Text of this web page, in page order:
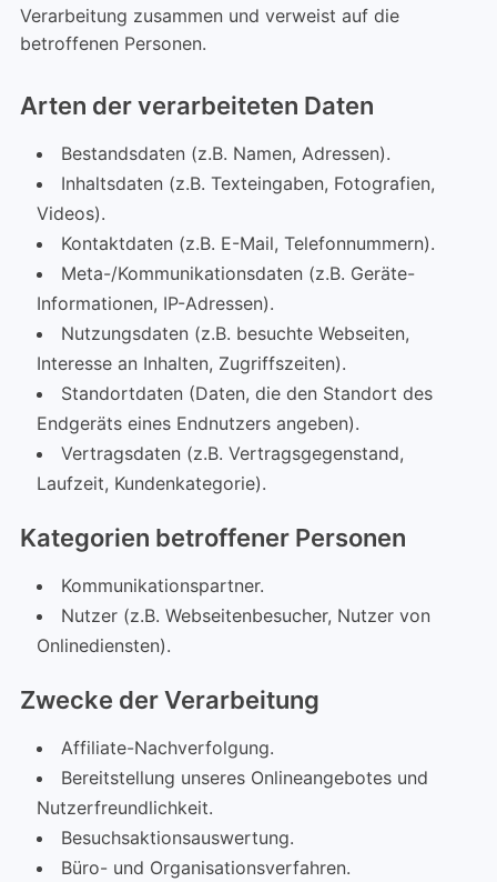
Verarbeitung zusammen und verweist auf die
betroffenen Personen.
Arten der verarbeiteten Daten
Bestandsdaten (z.B. Namen, Adressen).
Inhaltsdaten (z.B. Texteingaben, Fotografien,
Videos).
Kontaktdaten (z.B. E-Mail, Telefonnummern).
Meta-/Kommunikationsdaten (z.B. Geräte-
Informationen, IP-Adressen).
Nutzungsdaten (z.B. besuchte Webseiten,
Interesse an Inhalten, Zugriffszeiten).
Standortdaten (Daten, die den Standort des
Endgeräts eines Endnutzers angeben).
Vertragsdaten (z.B. Vertragsgegenstand,
Laufzeit, Kundenkategorie).
Kategorien betroffener Personen
Kommunikationspartner.
Nutzer (z.B. Webseitenbesucher, Nutzer von
Onlinediensten).
Zwecke der Verarbeitung
Affiliate-Nachverfolgung.
Bereitstellung unseres Onlineangebotes und
Nutzerfreundlichkeit.
Besuchsaktionsauswertung.
Büro- und Organisationsverfahren.